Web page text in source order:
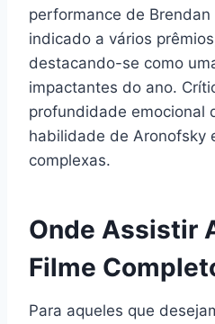
performance de Brendan
indicado a vários
destacando-se como
impactantes do ano.
profundidade emocional
habilidade de Aronofsky
complexas.
Onde Assistir
Filme
Para aqueles que